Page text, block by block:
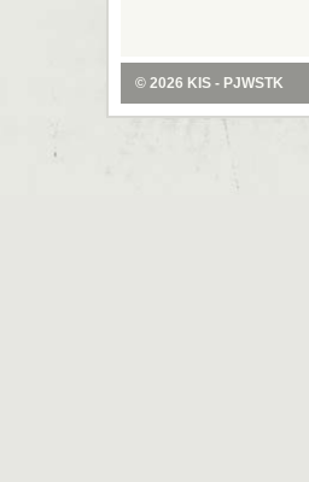
© 2026 KIS - PJWSTK